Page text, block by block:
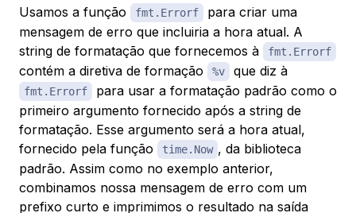
Usamos a função fmt.Errorf
para criar uma
mensagem de erro que incluiria a hora atual. A
string de formatação que fornecemos à
fmt.Errorf
contém a diretiva de formação %v que diz à
fmt.Errorf
para usar a formatação padrão como o
primeiro argumento fornecido após a string de
formatação. Esse argumento será a hora atual,
fornecido pela função
time.Now , da biblioteca
padrão. Assim como no exemplo anterior,
combinamos nossa mensagem de erro com um
prefixo curto e imprimimos o resultado na saída